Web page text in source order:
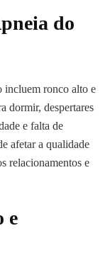
do
incluem ronco alto e
dormir, despertares
e falta de
afetar a qualidade
relacionamentos e
e